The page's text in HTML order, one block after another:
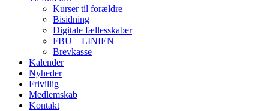
Kurser til forældre
Bisidning
Digitale fællesskaber
FBU – LINIEN
Brevkasse
Kalender
Nyheder
Frivillig
Medlemskab
Kontakt